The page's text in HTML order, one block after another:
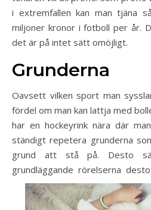
i extremfallen kan man tjäna
miljoner kronor i fotboll per år.
det är på intet sätt omöjligt.
Grunderna
Oavsett vilken sport man
fördel om man kan lattja med
har en hockeyrink nära där
ständigt repetera grunderna
grund att stå på. Desto
grundläggande rörelserna